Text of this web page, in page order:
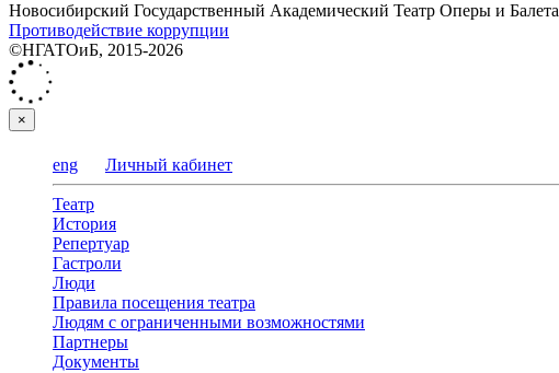
Новосибирский Государственный Академический Театр Оперы и Балета
Противодействие коррупции
©НГАТОиБ, 2015-2026
×
eng Личный кабинет
Театр
История
Репертуар
Гастроли
Люди
Правила посещения театра
Людям с ограниченными возможностями
Партнеры
Документы